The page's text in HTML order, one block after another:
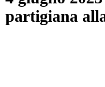
partigiana